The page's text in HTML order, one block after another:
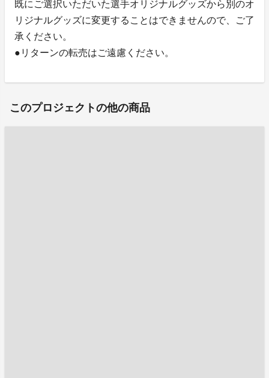
既にご選択いただいた選手オリジナルグッズから別のオ
リジナルグッズに変更することはできませんので、ご了
承ください。
●リターンの転売はご遠慮ください。
このプロジェクトの他の商品